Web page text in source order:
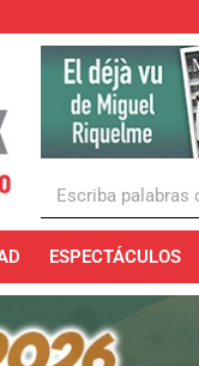
ESPECTÁCULOS